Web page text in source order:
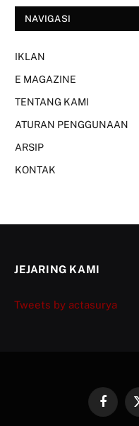
NAVIGASI
IKLAN
E MAGAZINE
TENTANG KAMI
ATURAN PENGGUNAAN
ARSIP
KONTAK
JEJARING KAMI
Tweets by actasurya